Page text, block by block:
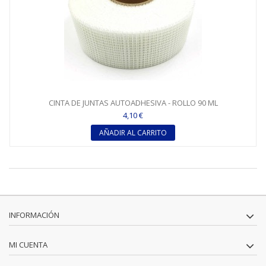
CINTA DE JUNTAS AUTOADHESIVA - ROLLO 90 ML
4,10 €
AÑADIR AL CARRITO
INFORMACIÓN
MI CUENTA